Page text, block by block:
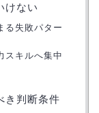
けない
る失敗パター
スキルへ集中
き判断条件